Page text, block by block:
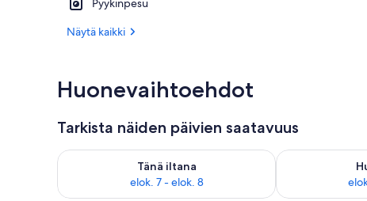
Pyykinpesu
Näytä kaikki
Huonevaihtoehdot
Tarkista näiden päivien saatavuus
Tänä iltana
elok. 7 - elok. 8
Tarkista tämän illan saatavuus elok. 7 - elok. 8
Tarkista